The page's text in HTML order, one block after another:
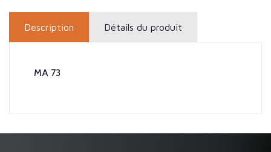
Description Détails du produit
MA 73